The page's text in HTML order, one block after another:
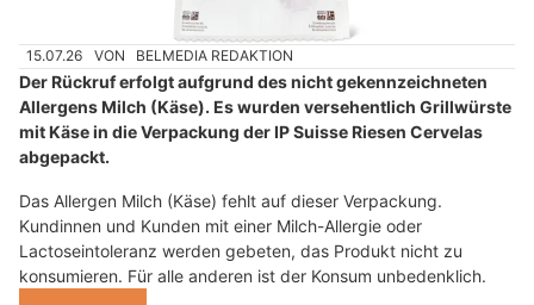
15.07.26 VON BELMEDIA REDAKTION
Der Rückruf erfolgt aufgrund des nicht gekennzeichneten
Allergens Milch (Käse). Es wurden versehentlich Grillwürste
mit Käse in die Verpackung der IP Suisse Riesen Cervelas
abgepackt.
Das Allergen Milch (Käse) fehlt auf dieser Verpackung.
Kundinnen und Kunden mit einer Milch-Allergie oder
Lactoseintoleranz werden gebeten, das Produkt nicht zu
konsumieren. Für alle anderen ist der Konsum unbedenklich.